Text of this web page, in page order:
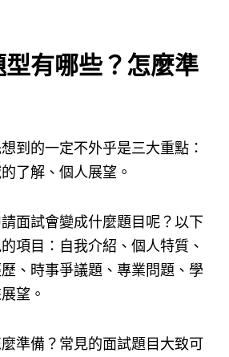
有哪些？怎麼準
到的一定不外乎是三大重點：
了解、個人展望。
面試會變成什麼題目呢？以下
項目：自我介紹、個人特質、
、時事爭議題、專業問題、學
望。
準備？常見的面試題目大致可